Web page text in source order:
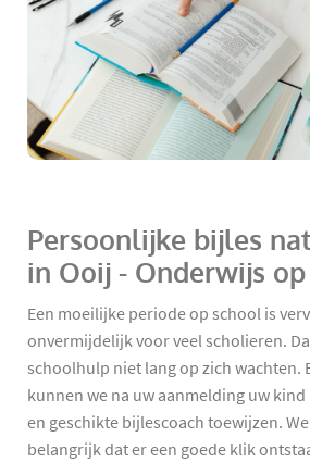
Persoonlijke bijles
in Ooij - Onderwijs
Een moeilijke periode op school is
onvermijdelijk voor veel scholieren.
schoolhulp niet lang op zich wachten.
kunnen we na uw aanmelding uw kind
en geschikte bijlescoach toewijzen.
belangrijk dat er een goede klik